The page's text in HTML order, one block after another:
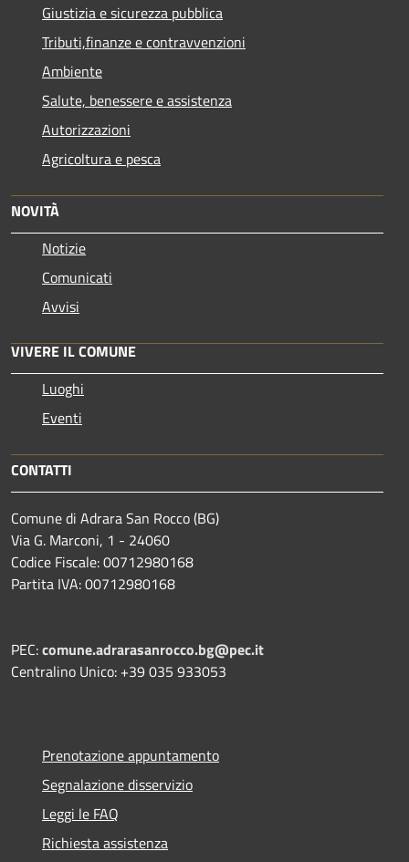
Giustizia e sicurezza pubblica
Tributi,finanze e contravvenzioni
Ambiente
Salute, benessere e assistenza
Autorizzazioni
Agricoltura e pesca
NOVITÀ
Notizie
Comunicati
Avvisi
VIVERE IL COMUNE
Luoghi
Eventi
CONTATTI
Comune di Adrara San Rocco (BG)
Via G. Marconi, 1 - 24060
Codice Fiscale: 00712980168
Partita IVA: 00712980168
PEC:comune.adrarasanrocco.bg@pec.it
Centralino Unico: +39 035 933053
Prenotazione appuntamento
Segnalazione disservizio
Leggi le FAQ
Richiesta assistenza